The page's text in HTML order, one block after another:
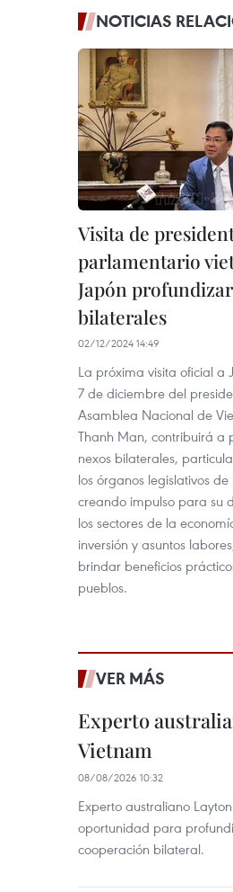
NOTICIAS
Visita de
parlamentario
Japón
bilaterales
02/12/2024 14:49
La próxima visita oficial a
7 de diciembre del
Asamblea Nacional de
Thanh Man, contribuirá a
nexos bilaterales,
los órganos legislativos de
creando impulso para su
los sectores de la
inversión y asuntos
brindar beneficios
pueblos.
VER MÁS
Experto
Vietnam
08/08/2026 10:32
Experto australiano
oportunidad para
cooperación bilateral.